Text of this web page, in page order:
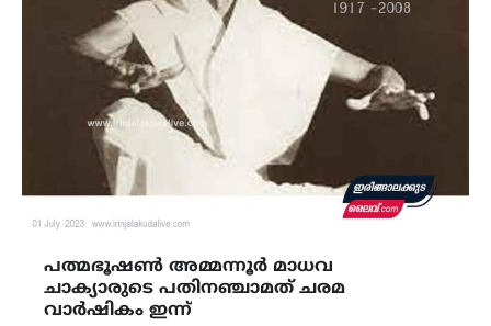
പത്മഭൂഷൺ അമ്മന്നൂർ മാധവ
ചാക്യാരുടെ പതിനഞ്ചാമത് ചരമ
വാർഷികം ഇന്ന്